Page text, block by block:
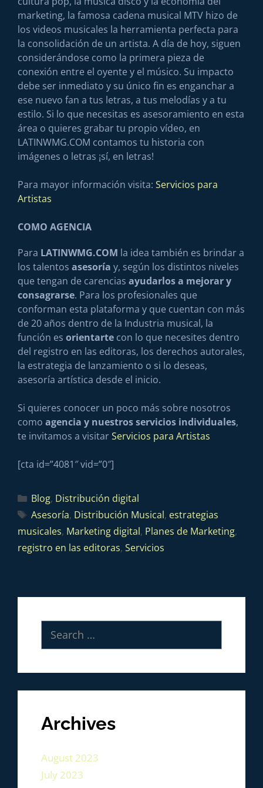
marketing, la famosa cadena musical MTV hizo de
los videos musicales la herramienta perfecta para
la consolidación de un artista. A día de hoy, siguen
considerándose como la primera pieza de
conexión entre el oyente y el músico. Su impacto
debe ser inmediato y su único fin es enganchar a
ese nuevo fan a tus letras, a tus melodías y a tu
estilo. Si lo que necesitas es asesoramiento en esta
área o quieres grabar tu propio vídeo, en
LATINWMG.COM contamos tu historia con
imágenes o letras ¡sí, en letras!
Para mayor información visita: Servicios para
Artistas
COMO AGENCIA
Para LATINWMG.COM la idea también es brindar a
los talentos asesoría y, según los distintos niveles
que tengan de carencias ayudarlos a mejorar y
consagrarse. Para los profesionales que
conforman esta plataforma y que cuentan con más
de 20 años dentro de la Industria musical, la
función es orientarte con lo que necesites dentro
del registro en las editoras, los derechos autorales,
la estrategia de lanzamiento o si lo deseas,
asesoría artística desde el inicio.
Si quieres conocer un poco más sobre nosotros
como agencia y nuestros servicios individuales,
te invitamos a visitarServicios para Artistas
[cta id=”4081″ vid=”0″]
Blog, Distribución digital
Asesoría, Distribución Musical, estrategias
musicales, Marketing digital, Planes de Marketing,
registro en las editoras, Servicios
Archives
August 2023
July 2023